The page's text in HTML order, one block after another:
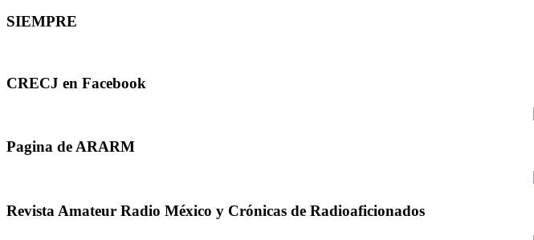
SIEMPRE
CRECJ en Facebook
Pagina de ARARM
Revista Amateur Radio México y Crónicas de Radioaficionados